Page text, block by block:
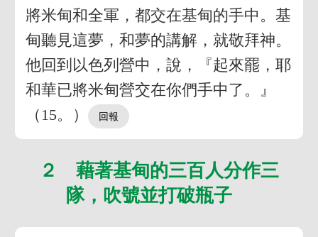
將米甸和全軍，都交在基甸的手中。基
甸聽見這夢，和夢的講解，就敬拜神。
他回到以色列營中，說，『起來罷，耶
和華已將米甸營交在你們手中了。』
（15。）
２ 藉著基甸的三百人分作三
隊，吹號並打破瓶子